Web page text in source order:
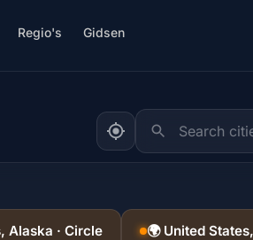
Regio's Gidsen
Search cities...
Alaska · Circle 🌍 United